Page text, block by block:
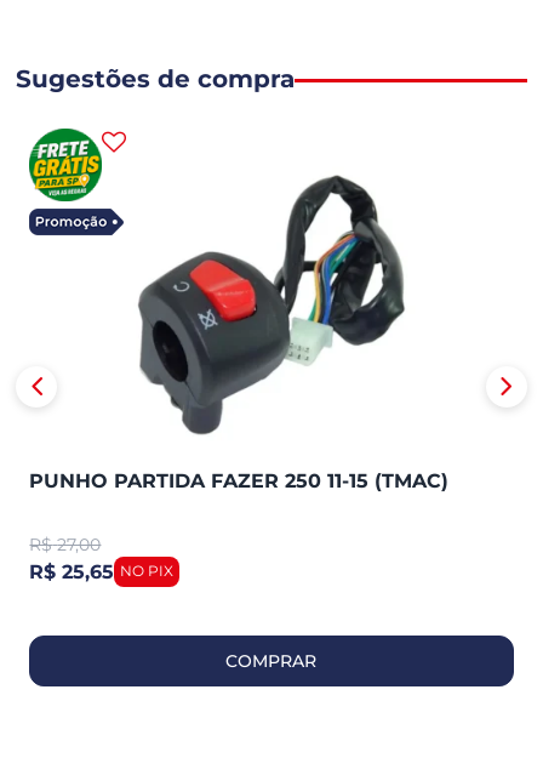
Sugestões de compra
PUNHO PARTIDA FAZER 250 11-15 (TMAC)
R$ 27,00
R$ 25,65
COMPRAR